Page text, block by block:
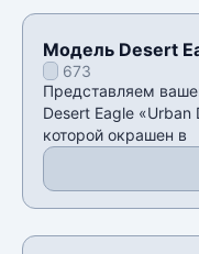
Модель Desert
v34673
Представляем
Desert Eagle «Urban
которой окрашен в